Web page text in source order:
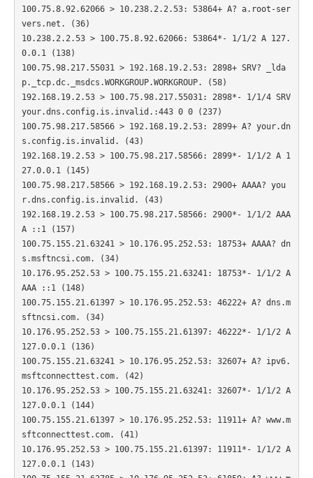
100.75.8.92.62066 > 10.238.2.2.53: 53864+ A? a.root-ser
vers.net. (36)
10.238.2.2.53 > 100.75.8.92.62066: 53864*- 1/1/2 A 127.
0.0.1 (138)
100.75.98.217.55031 > 192.168.19.2.53: 2898+ SRV? _lda
p._tcp.dc._msdcs.WORKGROUP.WORKGROUP. (58)
192.168.19.2.53 > 100.75.98.217.55031: 2898*- 1/1/4 SRV
your.dns.config.is.invalid.:443 0 0 (237)
100.75.98.217.58566 > 192.168.19.2.53: 2899+ A? your.dn
s.config.is.invalid. (43)
192.168.19.2.53 > 100.75.98.217.58566: 2899*- 1/1/2 A 1
27.0.0.1 (145)
100.75.98.217.58566 > 192.168.19.2.53: 2900+ AAAA? you
r.dns.config.is.invalid. (43)
192.168.19.2.53 > 100.75.98.217.58566: 2900*- 1/1/2 AAA
A ::1 (157)
100.75.155.21.63241 > 10.176.95.252.53: 18753+ AAAA? dn
s.msftncsi.com. (34)
10.176.95.252.53 > 100.75.155.21.63241: 18753*- 1/1/2 A
AAA ::1 (148)
100.75.155.21.61397 > 10.176.95.252.53: 46222+ A? dns.m
sftncsi.com. (34)
10.176.95.252.53 > 100.75.155.21.61397: 46222*- 1/1/2 A
127.0.0.1 (136)
100.75.155.21.63241 > 10.176.95.252.53: 32607+ A? ipv6.
msftconnecttest.com. (42)
10.176.95.252.53 > 100.75.155.21.63241: 32607*- 1/1/2 A
127.0.0.1 (144)
100.75.155.21.61397 > 10.176.95.252.53: 11911+ A? www.m
sftconnecttest.com. (41)
10.176.95.252.53 > 100.75.155.21.61397: 11911*- 1/1/2 A
127.0.0.1 (143)